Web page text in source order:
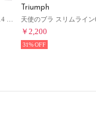
Triumph
￥2,200
31%